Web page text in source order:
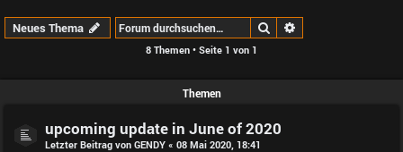
Neues Thema Suche
8 Themen • Seite 1 von 1
Themen
upcoming update in June of 2020
Letzter Beitrag von GENDY « 08 Mai 2020, 18:41